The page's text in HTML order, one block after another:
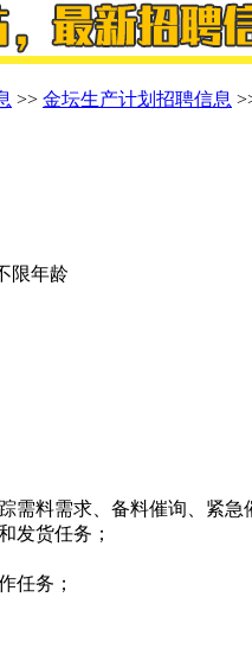
>> 金坛生产计划招聘信息
限年龄
需料需求、备料催询、紧急
发货任务；
任务；